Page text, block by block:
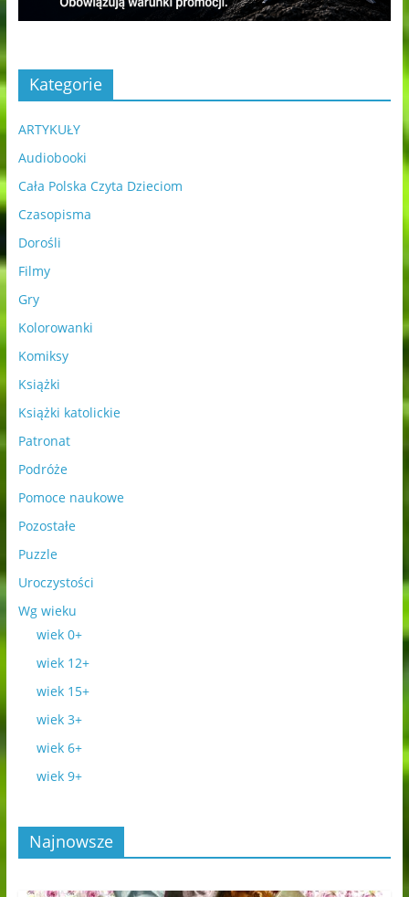
Kategorie
ARTYKUŁY
Audiobooki
Cała Polska Czyta Dzieciom
Czasopisma
Dorośli
Filmy
Gry
Kolorowanki
Komiksy
Książki
Książki katolickie
Patronat
Podróże
Pomoce naukowe
Pozostałe
Puzzle
Uroczystości
Wg wieku
wiek 0+
wiek 12+
wiek 15+
wiek 3+
wiek 6+
wiek 9+
Najnowsze